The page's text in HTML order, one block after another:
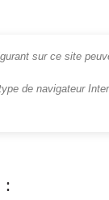
sur ce site
de navigateur